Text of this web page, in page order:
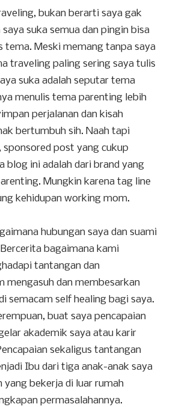
bukan berarti saya gak
suka semua dan pingin bisa
tema. Meski memang tanpa saya
traveling paling sering saya tulis
suka adalah seputar tema
menulis tema parenting lebih
perjalanan dan kisah
bertumbuh sih. Naah tapi
post yang cukup
blog ini adalah dari brand yang
Mungkin karena tag line
kehidupan working mom.
hubungan saya dan suami
bagaimana kami
tantangan dan
mengasuh dan membesarkan
semacam self healing bagi saya.
buat saya pencapaian
akademik saya atau karir
sekaligus tantangan
Ibu dari tiga anak-anak saya
yang bekerja di luar rumah
permasalahannya.